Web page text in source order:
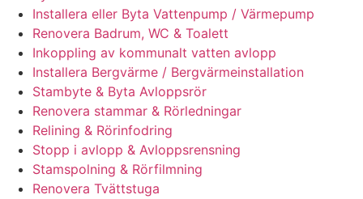
Installera eller Byta Vattenpump / Värmepump
Renovera Badrum, WC & Toalett
Inkoppling av kommunalt vatten avlopp
Installera Bergvärme / Bergvärmeinstallation
Stambyte & Byta Avloppsrör
Renovera stammar & Rörledningar
Relining & Rörinfodring
Stopp i avlopp & Avloppsrensning
Stamspolning & Rörfilmning
Renovera Tvättstuga